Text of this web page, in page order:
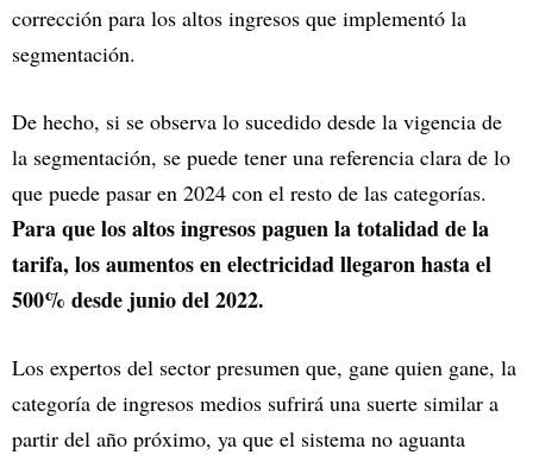
corrección para los altos ingresos que implementó la
segmentación.
De hecho, si se observa lo sucedido desde la vigencia de
la segmentación, se puede tener una referencia clara de lo
que puede pasar en 2024 con el resto de las categorías.
Para que los altos ingresos paguen la totalidad de la
tarifa, los aumentos en electricidad llegaron hasta el
500% desde junio del 2022.
Los expertos del sector presumen que, gane quien gane, la
categoría de ingresos medios sufrirá una suerte similar a
partir del año próximo, ya que el sistema no aguanta